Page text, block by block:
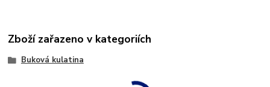
Zboží zařazeno v kategoriích
Buková kulatina